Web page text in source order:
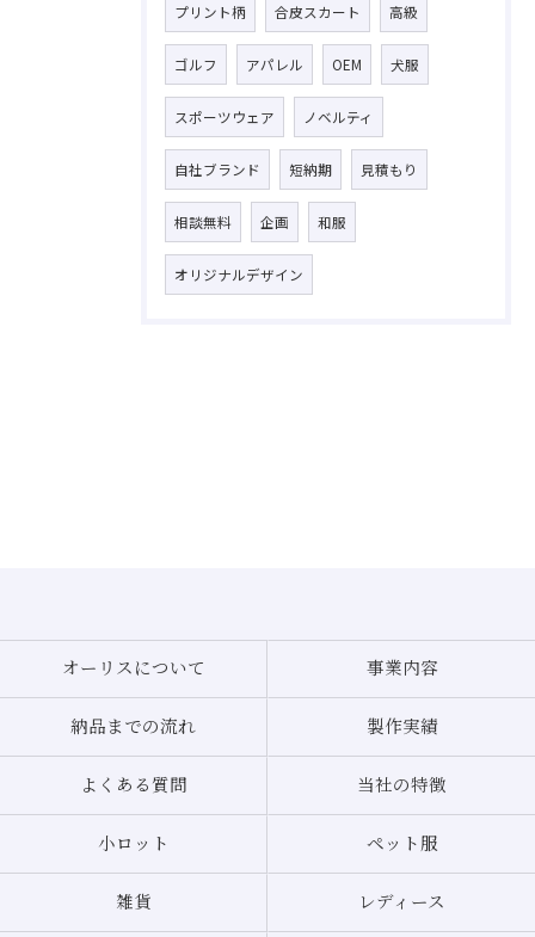
プリント柄 合皮スカート 高級
ゴルフ アパレル OEM 犬服
スポーツウェア ノベルティ
自社ブランド 短納期 見積もり
相談無料 企画 和服
オリジナルデザイン
オーリスについて 事業内容
納品までの流れ 製作実績
よくある質問 当社の特徴
小ロット ペット服
雑貨 レディース